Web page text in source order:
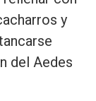
y
del Aedes